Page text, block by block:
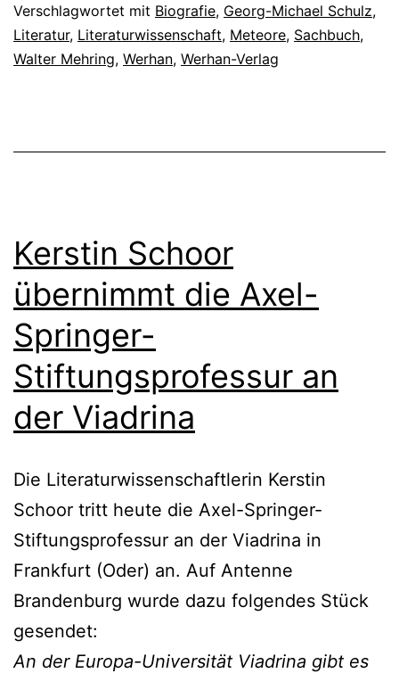
Verschlagwortet mit Biografie, Georg-Michael Schulz,
Literatur, Literaturwissenschaft, Meteore, Sachbuch,
Walter Mehring, Werhan, Werhan-Verlag
Kerstin Schoor
übernimmt die Axel-
Springer-
Stiftungsprofessur an
der Viadrina
Die Literaturwissenschaftlerin Kerstin
Schoor tritt heute die Axel-Springer-
Stiftungsprofessur an der Viadrina in
Frankfurt (Oder) an. Auf Antenne
Brandenburg wurde dazu folgendes Stück
gesendet:
An der Europa-Universität Viadrina gibt es